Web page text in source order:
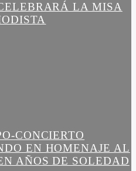
LA MISA
CONCIERTO
EN HOMENAJE AL
AÑOS DE SOLEDAD